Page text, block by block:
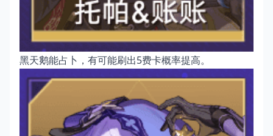
黑天鹅能占卜，有可能刷出5费卡概率提高。